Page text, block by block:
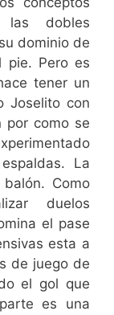
dobles
dominio de
pie. Pero es
tener un
Joselito con
por como se
La
Como
duelos
el pase
esta a
de juego de
el gol que
es una